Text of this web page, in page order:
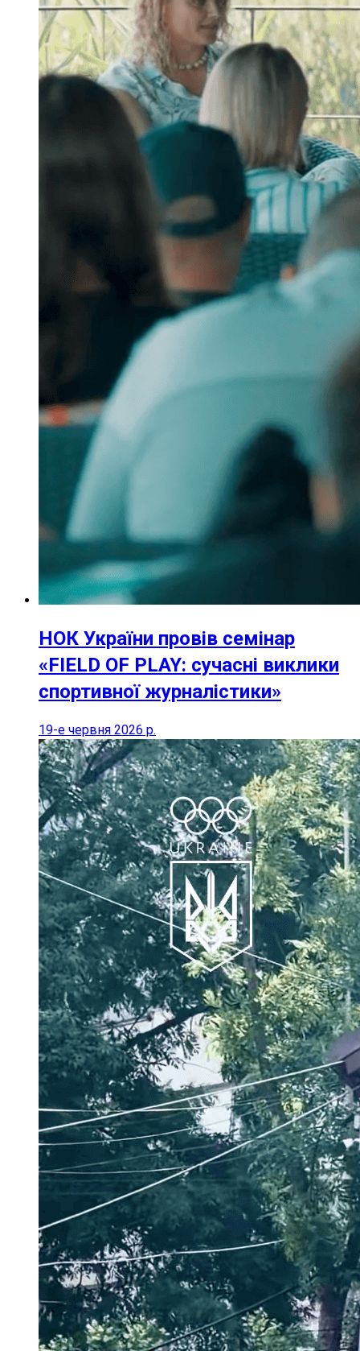
НОК України провів семінар
«FIELD OF PLAY: сучасні виклики
спортивної журналістики»
19-е червня 2026 р.